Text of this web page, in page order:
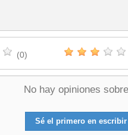
(0)
No hay opiniones
Sé el primero en escribir